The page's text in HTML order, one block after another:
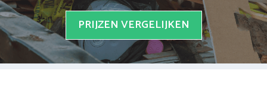
PRIJZEN VERGELIJKEN